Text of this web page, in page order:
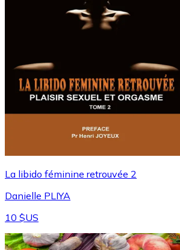
⁠La libido féminine retrouvée 2
Danielle PLIYA
10 $US